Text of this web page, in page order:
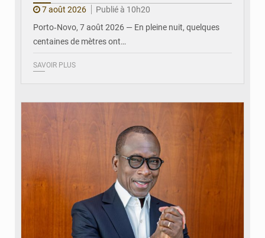
7 août 2026
Publié à 10h20
Porto‑Novo, 7 août 2026 — En pleine nuit, quelques
centaines de mètres ont…
SAVOIR PLUS